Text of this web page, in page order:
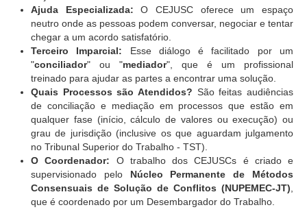
Desembargadores
Seções Especializadas
Turmas
Varas do Trabalho
Juízes Manaus
Juízes Roraima
Juízes Interior
Juízes Substitutos
Diretores
Ajuda Especializada: O CEJUSC oferece um espaço
neutro onde as pessoas podem conversar, negociar e tentar
chegar a um acordo satisfatório.
Terceiro Imparcial: Esse diálogo é facilitado por um
"conciliador" ou "mediador", que é um profissional
treinado para ajudar as partes a encontrar uma solução.
Quais Processos são Atendidos? São feitas audiências
de conciliação e mediação em processos que estão em
qualquer fase (início, cálculo de valores ou execução) ou
grau de jurisdição (inclusive os que aguardam julgamento
no Tribunal Superior do Trabalho - TST).
O Coordenador: O trabalho dos CEJUSCs é criado e
supervisionado pelo Núcleo Permanente de Métodos
Consensuais de Solução de Conflitos (NUPEMEC-JT),
que é coordenado por um Desembargador do Trabalho.